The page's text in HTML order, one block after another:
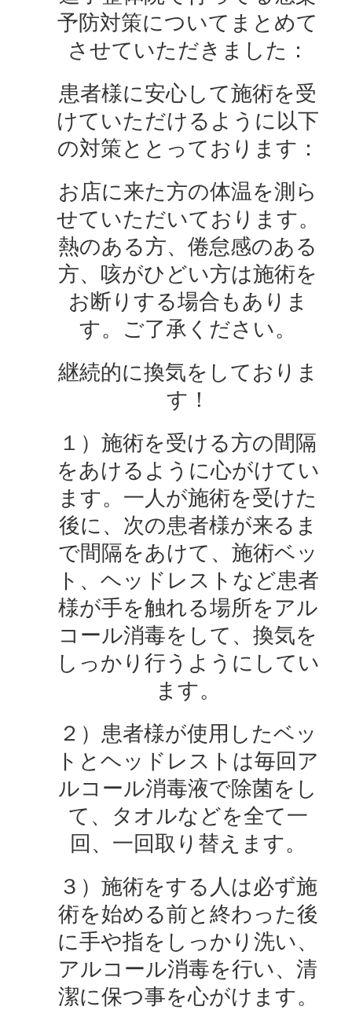
予防対策についてまとめて
させていただきました：
患者様に安心して施術を受
けていただけるように以下
の対策ととっております：
お店に来た方の体温を測ら
せていただいております。
熱のある方、倦怠感のある
方、咳がひどい方は施術を
お断りする場合もありま
す。ご了承ください。
継続的に換気をしておりま
す！
１）施術を受ける方の間隔
をあけるように心がけてい
ます。一人が施術を受けた
後に、次の患者様が来るま
で間隔をあけて、施術ベッ
ト、ヘッドレストなど患者
様が手を触れる場所をアル
コール消毒をして、換気を
しっかり行うようにしてい
ます。
２）患者様が使用したベッ
トとヘッドレストは毎回ア
ルコール消毒液で除菌をし
て、タオルなどを全て一
回、一回取り替えます。
３）施術をする人は必ず施
術を始める前と終わった後
に手や指をしっかり洗い、
アルコール消毒を行い、清
潔に保つ事を心がけます。